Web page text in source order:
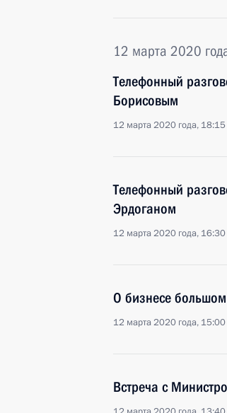
12 марта 2020
Телефонный
Борисовым
12 марта 2020 года, 18:15
Телефонный
Эрдоганом
12 марта 2020 года, 16:30
О бизнесе
12 марта 2020 года, 15:00
Встреча с